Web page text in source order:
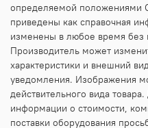
определяемой положениями
приведены как справочная
изменены в любое время без
Производитель может
характеристики и внешний
уведомления. Изображения
действительного вида
информации о стоимости,
поставки оборудования